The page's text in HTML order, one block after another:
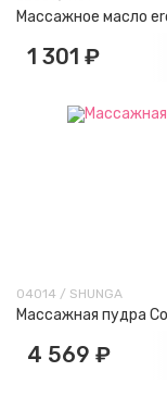
Массажное масло
1 301 ₽
04014 / SHUNGA
Массажная пудра
4 569 ₽